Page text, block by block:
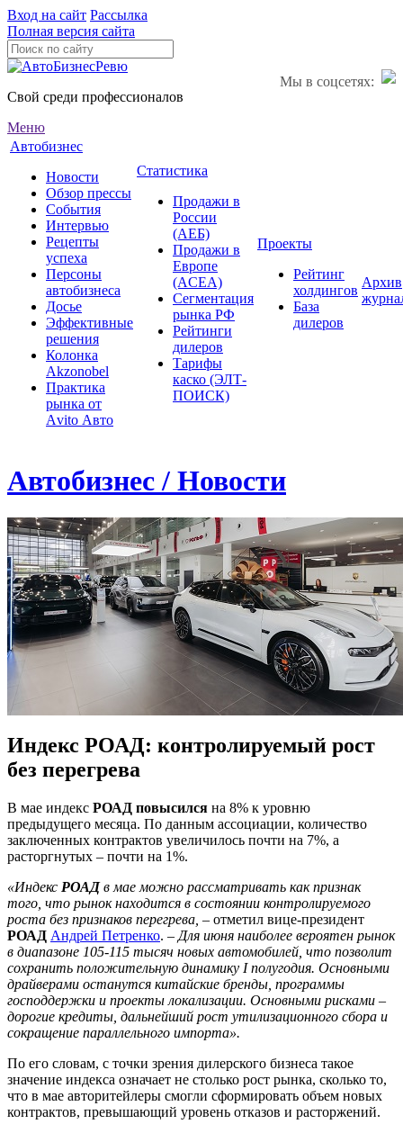
Вход на сайт Рассылка
Полная версия сайта
Мы в соцсетях:
Свой среди профессионалов
Меню
Автобизнес
Новости
Обзор прессы
События
Интервью
Рецепты
успеха
Персоны
автобизнеса
Досье
Эффективные
решения
Колонка
Akzonobel
Практика
рынка от
Аvito Авто
Статистика
Продажи в
России
(АЕБ)
Продажи в
Европе
(ACEA)
Сегментация
рынка РФ
Рейтинги
дилеров
Тарифы
каско (ЭЛТ-
ПОИСК)
Проекты
Рейтинг
холдингов
База
дилеров
Архив
Автобизнес / Новости
Индекс РОАД: контролируемый рост
без перегрева
В мае индекс РОАД повысился на 8% к уровню
предыдущего месяца. По данным ассоциации, количество
заключенных контрактов увеличилось почти на 7%, а
расторгнутых – почти на 1%.
«Индекс РОАДв мае можно рассматривать как признак
того, что рынок находится в состоянии контролируемого
роста без признаков перегрева, – отметил вице-президент
РОАД Андрей Петренко. – Для июня наиболее вероятен рынок
в диапазоне 105-115 тысяч новых автомобилей, что позволит
сохранить положительную динамику I полугодия. Основными
драйверами останутся китайские бренды, программы
господдержки и проекты локализации. Основными рисками –
дорогие кредиты, дальнейший рост утилизационного сбора и
сокращение параллельного импорта».
По его словам, с точки зрения дилерского бизнеса такое
значение индекса означает не столько рост рынка, сколько то,
что в мае авторитейлеры смогли сформировать объем новых
контрактов, превышающий уровень отказов и расторжений.